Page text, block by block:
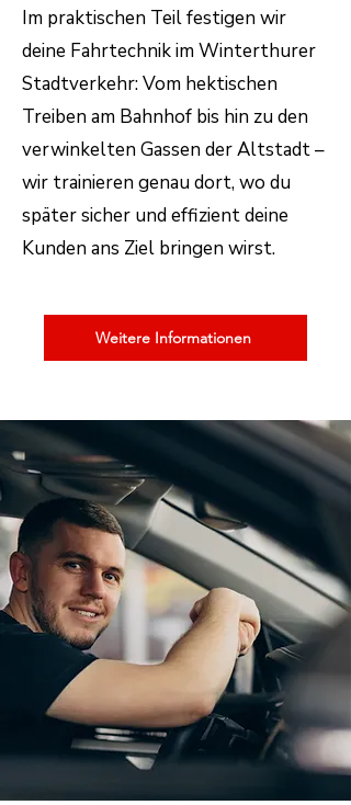
Im praktischen Teil festigen wir
deine Fahrtechnik im Winterthurer
Stadtverkehr: Vom hektischen
Treiben am Bahnhof bis hin zu den
verwinkelten Gassen der Altstadt –
wir trainieren genau dort, wo du
später sicher und effizient deine
Kunden ans Ziel bringen wirst.
Weitere Informationen